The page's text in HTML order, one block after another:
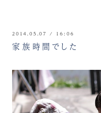
2014.05.07 / 16:06
家族時間でした